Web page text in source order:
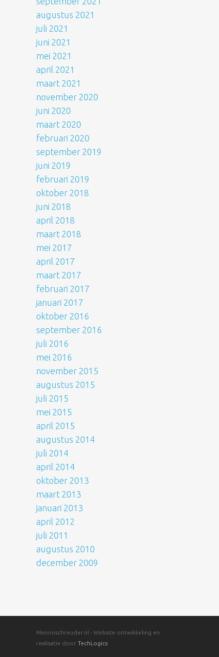
augustus 2021
juli 2021
juni 2021
mei 2021
april 2021
maart 2021
november 2020
juni 2020
maart 2020
februari 2020
september 2019
juni 2019
februari 2019
oktober 2018
juni 2018
april 2018
maart 2018
mei 2017
april 2017
maart 2017
februari 2017
januari 2017
oktober 2016
september 2016
juli 2016
mei 2016
november 2015
augustus 2015
juli 2015
mei 2015
april 2015
augustus 2014
juli 2014
april 2014
oktober 2013
maart 2013
januari 2013
april 2012
juli 2011
augustus 2010
december 2009
Mennoschreuder.nl - Website ontwikkeling en
realisatie door TechLogics